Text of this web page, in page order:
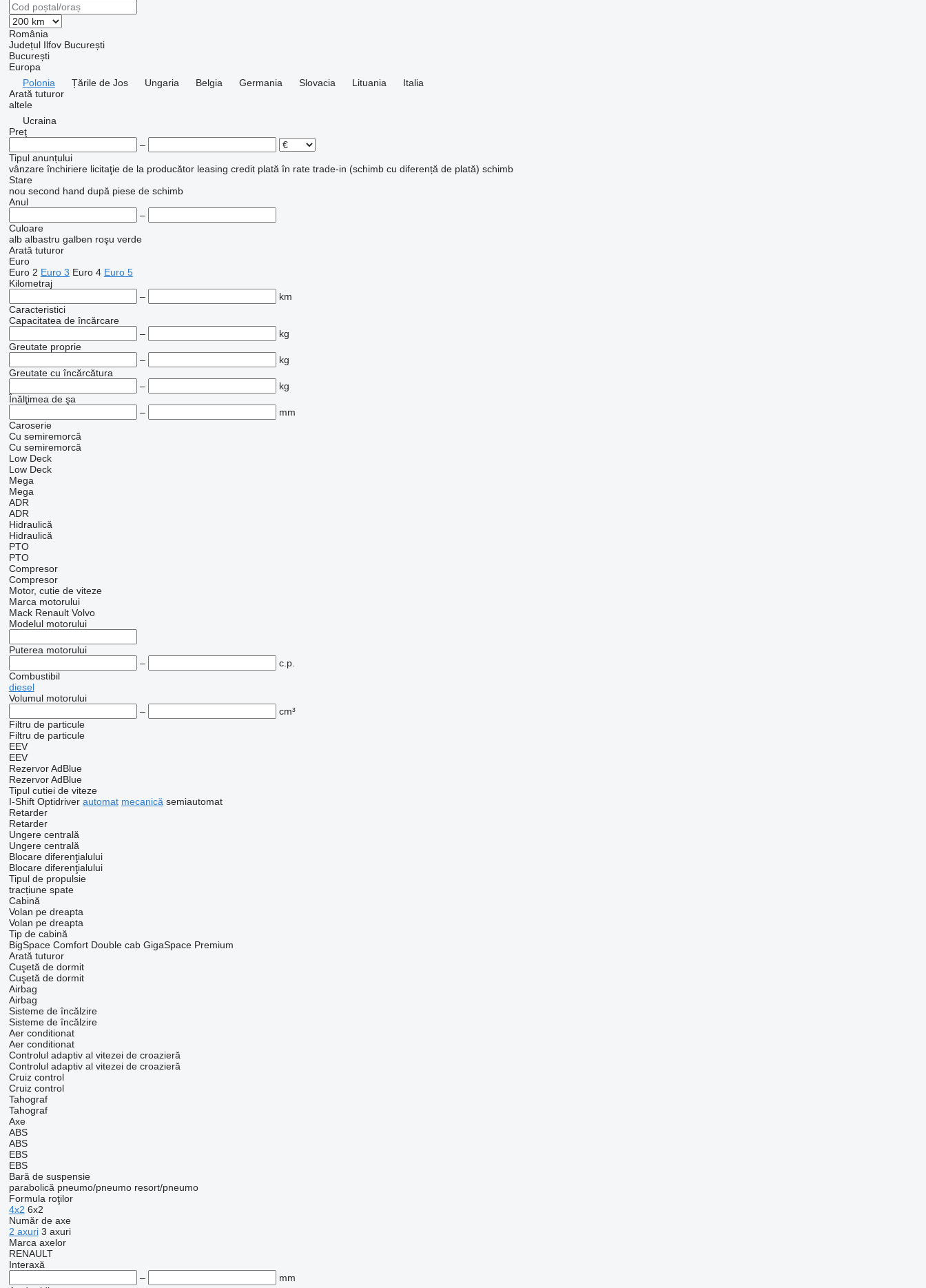
România
Județul Ilfov București
București
Europa
Polonia
Țările de Jos Ungaria Belgia Germania Slovacia Lituania
Italia
Arată tuturor
altele
Ucraina
Preţ
–
Tipul anunțului
vânzare închiriere licitaţie de la producător leasing credit plată în rate trade-in (schimb cu diferență de plată) schimb
Stare
nou second hand după piese de schimb
Anul
–
Culoare
alb albastru galben roşu verde
Arată tuturor
Euro
Euro 2 Euro 3 Euro 4 Euro 5
Kilometraj
–
km
Caracteristici
Capacitatea de încărcare
–
kg
Greutate proprie
–
kg
Greutate cu încărcătura
–
kg
Înălţimea de şa
–
mm
Caroserie
Cu semiremorcă
Cu semiremorcă
Low Deck
Low Deck
Mega
Mega
ADR
ADR
Hidraulică
Hidraulică
PTO
PTO
Compresor
Compresor
Motor, cutie de viteze
Marca motorului
Mack Renault Volvo
Modelul motorului
Puterea motorului
–
c.p.
Combustibil
diesel
Volumul motorului
–
cm³
Filtru de particule
Filtru de particule
EEV
EEV
Rezervor AdBlue
Rezervor AdBlue
Tipul cutiei de viteze
I-Shift Optidriver automat mecanică semiautomat
Retarder
Retarder
Ungere centrală
Ungere centrală
Blocare diferenţialului
Blocare diferenţialului
Tipul de propulsie
tracțiune spate
Cabină
Volan pe dreapta
Volan pe dreapta
Tip de cabină
BigSpace Comfort Double cab GigaSpace Premium
Arată tuturor
Cuşetă de dormit
Cuşetă de dormit
Airbag
Airbag
Sisteme de încălzire
Sisteme de încălzire
Aer conditionat
Aer conditionat
Controlul adaptiv al vitezei de croazieră
Controlul adaptiv al vitezei de croazieră
Cruiz control
Cruiz control
Tahograf
Tahograf
Axe
ABS
ABS
EBS
EBS
Bară de suspensie
parabolică pneumo/pneumo resort/pneumo
Formula roţilor
4x2 6x2
Număr de axe
2 axuri 3 axuri
Marca axelor
RENAULT
Interaxă
–
mm